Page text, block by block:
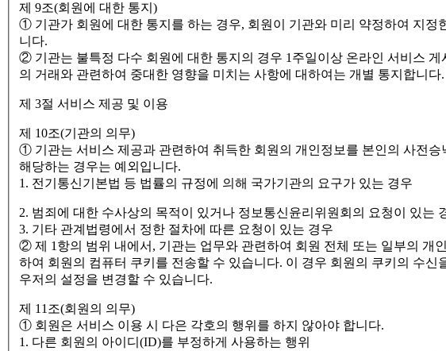
제 9조(회원에 대한 통지)
① 기관가 회원에 대한 통지를 하는 경우, 회원이 기관와 미리 약정하여 지
니다.
② 기관는 불특정 다수 회원에 대한 통지의 경우 1주일이상 온라인 서비스
의 거래와 관련하여 중대한 영향을 미치는 사항에 대하여는 개별 통지합니다.
제 3절 서비스 제공 및 이용
제 10조(기관의 의무)
① 기관는 서비스 제공과 관련하여 취득한 회원의 개인정보를 본인의 사전
해당하는 경우는 예외입니다.
1. 전기통신기본법 등 법률의 규정에 의해 국가기관의 요구가 있는 경우
2. 범죄에 대한 수사상의 목적이 있거나 정보통신윤리위원회의 요청이 있는
3. 기타 관계법령에서 정한 절차에 따른 요청이 있는 경우
② 제 1항의 범위 내에서, 기관는 업무와 관련하여 회원 전체 또는 일부의 개
하여 회원의 컴퓨터 쿠키를 전송할 수 있습니다. 이 경우 회원의 쿠키의 수
우저의 설정을 변경할 수 있습니다.
제 11조(회원의 의무)
① 회원은 서비스 이용 시 다은 각호의 행위를 하지 않아야 합니다.
1. 다른 회원의 아이디(ID)를 부정하게 사용하는 행위